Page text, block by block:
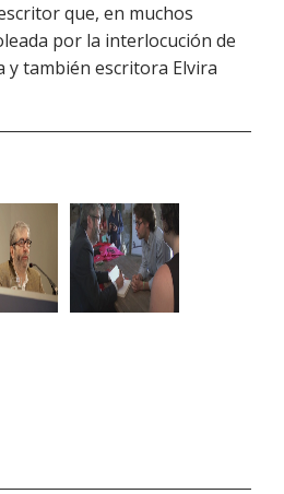
que, en muchos
por la interlocución de
y también escritora Elvira